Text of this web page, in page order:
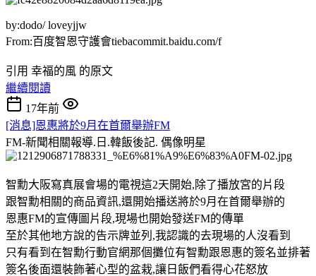
by:dodo/ loveyjjw
From:百度智恩守護會tiebacommit.baidu.com/f
引用 幸福的風 的原文
繼續閱讀
17年前
[消息]恩惠將於9月在首爾舉辦FM
FM-新聞相關報導.日.韓飯後記. 偶像明星
智勳大阪寫真展會場的電視這2天開始,除了播放宮的片段
跟智勳相關的商品資訊,還開始播送將於9月在首爾舉辦的
恩惠FM的宣傳圖片段,現場也開始發送FM的傳單
至於其他地方說的告示牌並列,我認識的去現場的人沒看到
只有看到在智勳行動官網那個攤位有智勳跟恩惠的簽名並排著
簽名後面還裝飾著心型的盆栽,讓日飯們看得心花怒放